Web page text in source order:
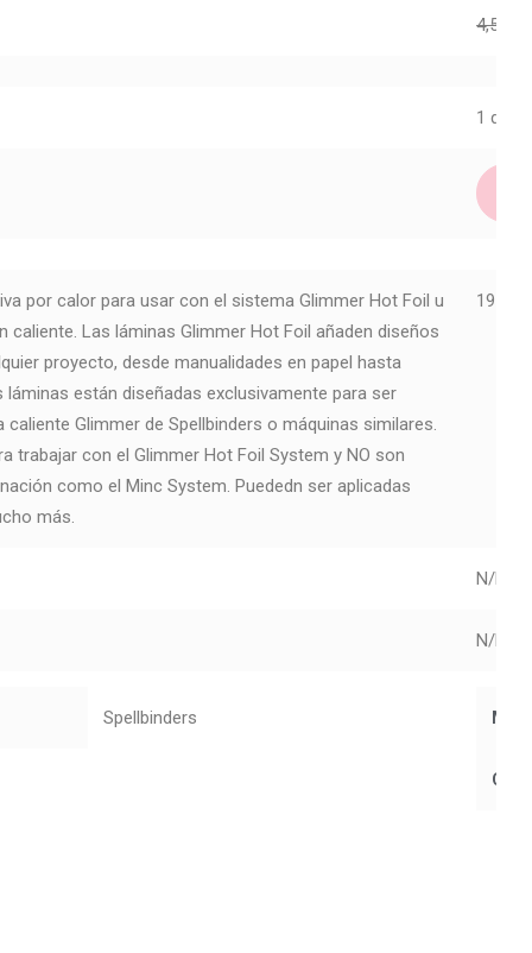
4,50
1
por calor para usar con el sistema Glimmer Hot Foil u
Las láminas Glimmer Hot Foil añaden diseños
proyecto, desde manualidades en papel hasta
están diseñadas exclusivamente para ser
Glimmer de Spellbinders o máquinas similares.
trabajar con el Glimmer Hot Foil System y NO son
como el Minc System. Puededn ser aplicadas
más.
19501
N/D
N/D
Spellbinders